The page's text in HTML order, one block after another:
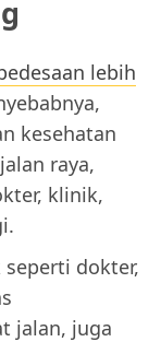
lebih
kesehatan
raya,
klinik,
seperti dokter,
jalan, juga